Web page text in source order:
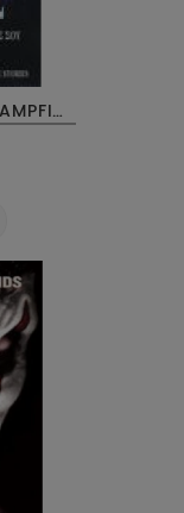
ΣΚΟΤΕΙΝΕΣ ΙΣΤΟΡΙΕΣ - CAMPFIRE STORIES DVD USED